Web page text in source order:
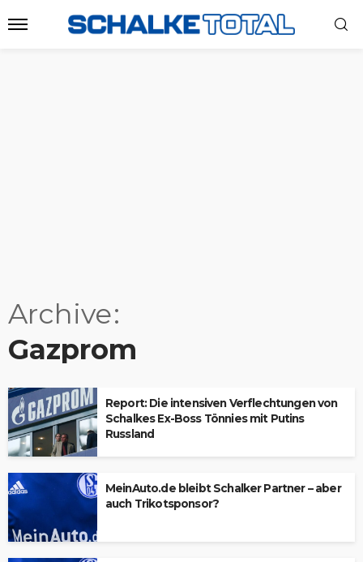
Archive
Gazprom
Report: Die intensiven Verflechtungen von
Schalkes Ex-Boss Tönnies mit Putins
Russland
MeinAuto.de bleibt Schalker Partner – aber
auch Trikotsponsor?